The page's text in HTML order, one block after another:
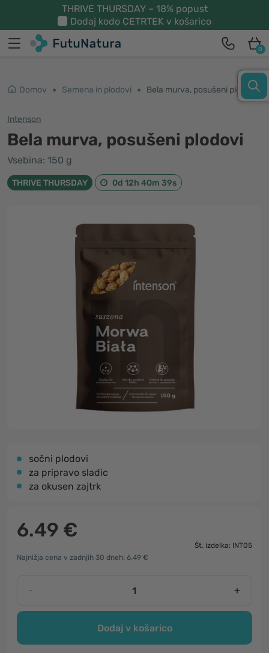
THRIVE THURSDAY – 18% popust
Dodaj kodo CETRTEK v košarico
0
Domov Semena in plodovi
Intenson
Bela murva, posušeni plodovi
Vsebina: 150 g
THRIVE THURSDAY 0d 12h 40m 39s
sočni plodovi
za pripravo sladic
za okusen zajtrk
6.49 €
Št. izdelka: INT05
Najnižja cena v zadnjih 30 dneh: 6.49 €
- +
Dodaj v košarico